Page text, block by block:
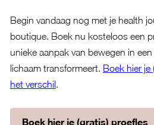
Begin vandaag nog met je health
boutique. Boek nu kosteloos een
unieke aanpak van bewegen in
lichaam transformeert. Boek hier je
het verschil.
Boek hier je (gratis) proefles